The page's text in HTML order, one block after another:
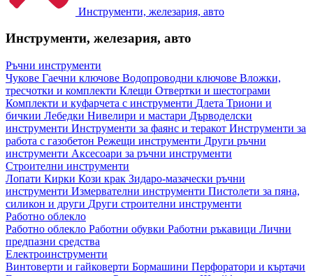
Инструменти, железария, авто
Инструменти, железария, авто
Ръчни инструменти
Чукове Гаечни ключове Водопроводни ключове Вложки,
тресчотки и комплекти Клещи Отвертки и шестограми
Комплекти и куфарчета с инструменти Длета Триони и
бичкии Лебедки Нивелири и мастари Дърводелски
инструменти Инструменти за фаянс и теракот Инструменти за
работа с газобетон Режещи инструменти Други ръчни
инструменти Аксесоари за ръчни инструменти
Строителни инструменти
Лопати Кирки Кози крак Зидаро-мазачески ръчни
инструменти Измервателни инструменти Пистолети за пяна,
силикон и други Други строителни инструменти
Работно облекло
Работно облекло Работни обувки Работни ръкавици Лични
предпазни средства
Електроинструменти
Винтоверти и гайковерти Бормашини Перфоратори и къртачи